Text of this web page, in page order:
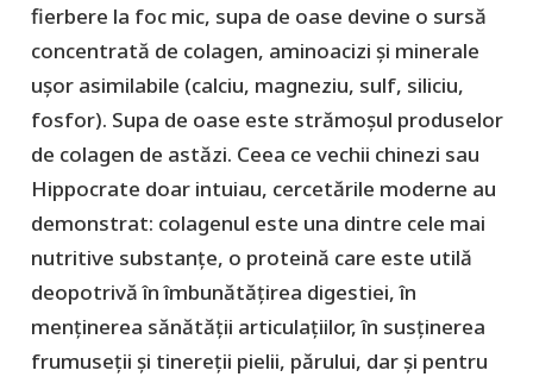
fierbere la foc mic, supa de oase devine o sursă
concentrată de colagen, aminoacizi și minerale
ușor asimilabile (calciu, magneziu, sulf, siliciu,
fosfor). Supa de oase este strămoșul produselor
de colagen de astăzi. Ceea ce vechii chinezi sau
Hippocrate doar intuiau, cercetările moderne au
demonstrat: colagenul este una dintre cele mai
nutritive substanțe, o proteină care este utilă
deopotrivă în îmbunătățirea digestiei, în
menținerea sănătății articulațiilor, în susținerea
frumuseții și tinereții pielii, părului, dar și pentru